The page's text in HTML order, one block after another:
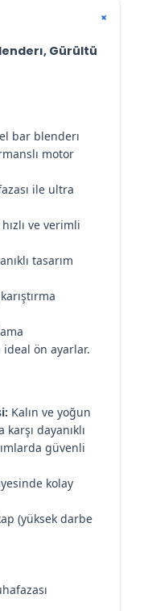
+
Gürültü
bar blenderı
motor
ile ultra
ve verimli
tasarım
ön ayarlar.
Kalın ve yoğun
karşı dayanıklı
güvenli
kolay
(yüksek darbe